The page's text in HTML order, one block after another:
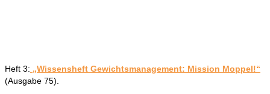
Heft 3: „Wissensheft Gewichtsmanagement: Mission Moppel!“
(Ausgabe 75).